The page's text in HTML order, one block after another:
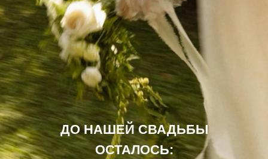
ДО НАШЕЙ СВАДЬБЫ
ОСТАЛОСЬ: